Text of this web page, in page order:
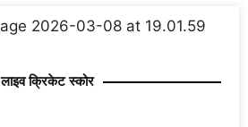
लाइव क्रिकेट स्कोर